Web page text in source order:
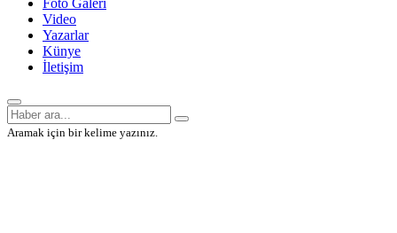
Foto Galeri
Video
Yazarlar
Künye
İletişim
Aramak için bir kelime yazınız.